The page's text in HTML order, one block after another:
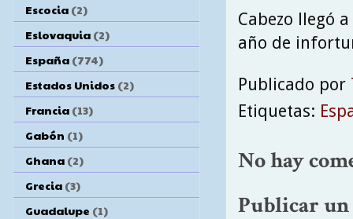
Cabezo llegó
año de
Publicado por
Etiquetas:
No hay
Publicar
Escocia (2)
Eslovaquia (2)
España (774)
Estados Unidos (2)
Francia (13)
Gabón (1)
Ghana (2)
Grecia (3)
Guadalupe (1)